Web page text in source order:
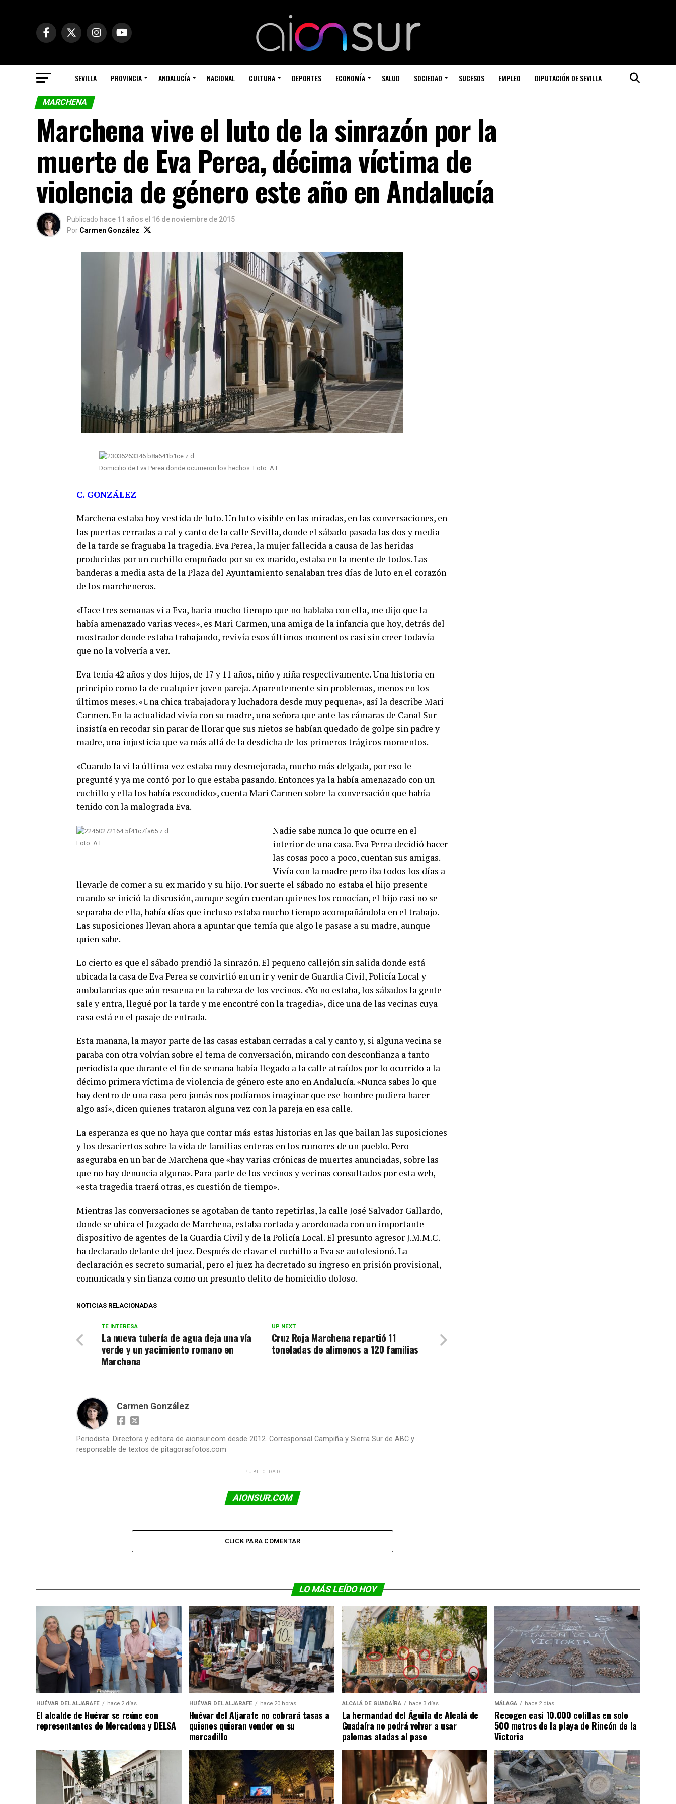
SEVILLA PROVINCIA ANDALUCÍA NACIONAL CULTURA DEPORTES ECONOMÍA SALUD SOCIEDAD SUCESOS EMPLEO DIPUTACIÓN DE SEVILLA
MARCHENA
Marchena vive el luto de la sinrazón por la
muerte de Eva Perea, décima víctima de
violencia de género este año en Andalucía
Publicado hace 11 años el 16 de noviembre de 2015
Por Carmen González
Domicilio de Eva Perea donde ocurrieron los hechos. Foto: A.I.
C. GONZÁLEZ
Marchena estaba hoy vestida de luto. Un luto visible en las miradas, en las conversaciones, en
las puertas cerradas a cal y canto de la calle Sevilla, donde el sábado pasada las dos y media
de la tarde se fraguaba la tragedia. Eva Perea, la mujer fallecida a causa de las heridas
producidas por un cuchillo empuñado por su ex marido, estaba en la mente de todos. Las
banderas a media asta de la Plaza del Ayuntamiento señalaban tres días de luto en el corazón
de los marcheneros.
«Hace tres semanas vi a Eva, hacia mucho tiempo que no hablaba con ella, me dijo que la
había amenazado varias veces», es Mari Carmen, una amiga de la infancia que hoy, detrás del
mostrador donde estaba trabajando, revivía esos últimos momentos casi sin creer todavía
que no la volvería a ver.
Eva tenía 42 años y dos hijos, de 17 y 11 años, niño y niña respectivamente. Una historia en
principio como la de cualquier joven pareja. Aparentemente sin problemas, menos en los
últimos meses. «Una chica trabajadora y luchadora desde muy pequeña», así la describe Mari
Carmen. En la actualidad vivía con su madre, una señora que ante las cámaras de Canal Sur
insistía en recodar sin parar de llorar que sus nietos se habían quedado de golpe sin padre y
madre, una injusticia que va más allá de la desdicha de los primeros trágicos momentos.
«Cuando la vi la última vez estaba muy desmejorada, mucho más delgada, por eso le
pregunté y ya me contó por lo que estaba pasando. Entonces ya la había amenazado con un
cuchillo y ella los había escondido», cuenta Mari Carmen sobre la conversación que había
tenido con la malograda Eva.
Foto: A.I.
Nadie sabe nunca lo que ocurre en el
interior de una casa. Eva Perea decidió hacer
las cosas poco a poco, cuentan sus amigas.
Vivía con la madre pero iba todos los días a
llevarle de comer a su ex marido y su hijo. Por suerte el sábado no estaba el hijo presente
cuando se inició la discusión, aunque según cuentan quienes los conocían, el hijo casi no se
separaba de ella, había días que incluso estaba mucho tiempo acompañándola en el trabajo.
Las suposiciones llevan ahora a apuntar que temía que algo le pasase a su madre, aunque
quien sabe.
Lo cierto es que el sábado prendió la sinrazón. El pequeño callejón sin salida donde está
ubicada la casa de Eva Perea se convirtió en un ir y venir de Guardia Civil, Policía Local y
ambulancias que aún resuena en la cabeza de los vecinos. «Yo no estaba, los sábados la gente
sale y entra, llegué por la tarde y me encontré con la tragedia», dice una de las vecinas cuya
casa está en el pasaje de entrada.
Esta mañana, la mayor parte de las casas estaban cerradas a cal y canto y, si alguna vecina se
paraba con otra volvían sobre el tema de conversación, mirando con desconfianza a tanto
periodista que durante el fin de semana había llegado a la calle atraídos por lo ocurrido a la
décimo primera víctima de violencia de género este año en Andalucía. «Nunca sabes lo que
hay dentro de una casa pero jamás nos podíamos imaginar que ese hombre pudiera hacer
algo así», dicen quienes trataron alguna vez con la pareja en esa calle.
La esperanza es que no haya que contar más estas historias en las que bailan las suposiciones
y los desaciertos sobre la vida de familias enteras en los rumores de un pueblo. Pero
aseguraba en un bar de Marchena que «hay varias crónicas de muertes anunciadas, sobre las
que no hay denuncia alguna». Para parte de los vecinos y vecinas consultados por esta web,
«esta tragedia traerá otras, es cuestión de tiempo».
Mientras las conversaciones se agotaban de tanto repetirlas, la calle José Salvador Gallardo,
donde se ubica el Juzgado de Marchena, estaba cortada y acordonada con un importante
dispositivo de agentes de la Guardia Civil y de la Policía Local. El presunto agresor J.M.M.C.
ha declarado delante del juez. Después de clavar el cuchillo a Eva se autolesionó. La
declaración es secreto sumarial, pero el juez ha decretado su ingreso en prisión provisional,
comunicada y sin fianza como un presunto delito de homicidio doloso.
NOTICIAS RELACIONADAS
UP NEXT
Cruz Roja Marchena repartió 11
toneladas de alimenos a 120 familias
TE INTERESA
La nueva tubería de agua deja una vía
verde y un yacimiento romano en
Marchena
Carmen González
Periodista. Directora y editora de aionsur.com desde 2012. Corresponsal Campiña y Sierra Sur de ABC y
responsable de textos de pitagorasfotos.com
PUBLICIDAD
AIONSUR.COM
CLICK PARA COMENTAR
LO MÁS LEÍDO HOY
HUÉVAR DEL ALJARAFE hace 2 días
El alcalde de Huévar se reúne con
representantes de Mercadona y DELSA
HUÉVAR DEL ALJARAFE hace 20 horas
Huévar del Aljarafe no cobrará tasas a
quienes quieran vender en su
mercadillo
ALCALÁ DE GUADAÍRA hace 3 días
La hermandad del Águila de Alcalá de
Guadaíra no podrá volver a usar
palomas atadas al paso
MÁLAGA hace 2 días
Recogen casi 10.000 colillas en solo
500 metros de la playa de Rincón de la
Victoria